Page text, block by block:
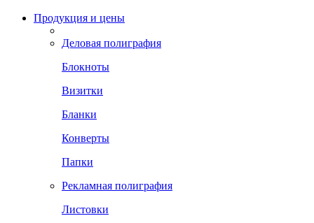
Продукция и цены
Деловая полиграфия
Блокноты
Визитки
Бланки
Конверты
Папки
Рекламная полиграфия
Листовки